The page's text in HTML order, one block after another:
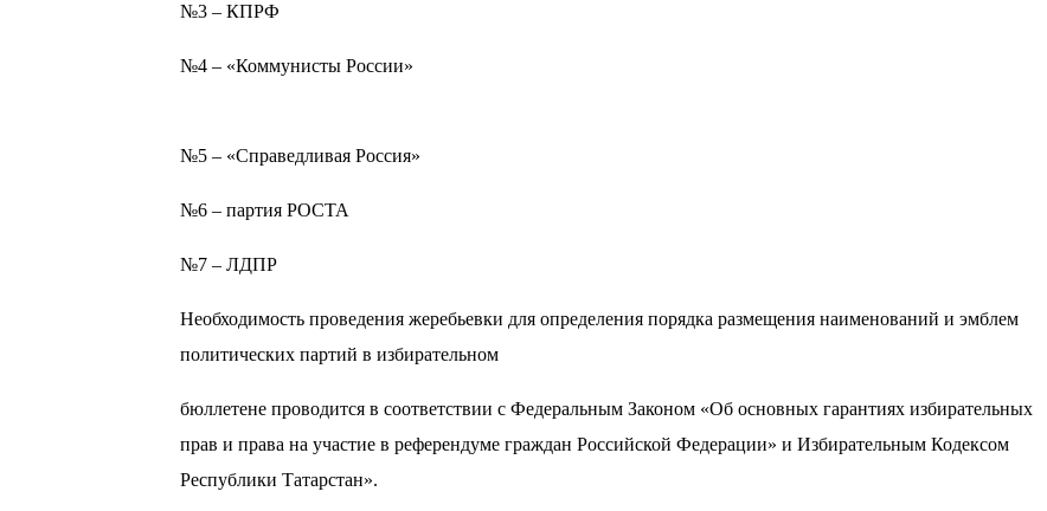
№3 – КПРФ
№4 – «Коммунисты России»
№5 – «Справедливая Россия»
№6 – партия РОСТА
№7 – ЛДПР
Необходимость проведения жеребьевки для определения порядка размещения наименований и эмблем
политических партий в избирательном
бюллетене проводится в соответствии с Федеральным Законом «Об основных гарантиях избирательных
прав и права на участие в референдуме граждан Российской Федерации» и Избирательным Кодексом
Республики Татарстан».